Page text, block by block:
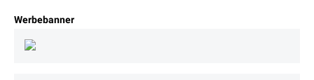
Werbebanner